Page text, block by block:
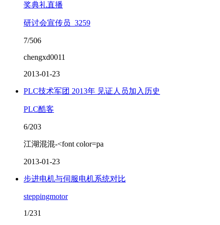
奖典礼直播
研讨会宣传员_3259
7/506
chengxd0011
2013-01-23
PLC技术军团 2013年 见证人员加入历史
PLC酷客
6/203
江湖混混-<font color=pa
2013-01-23
步进电机与伺服电机系统对比
steppingmotor
1/231